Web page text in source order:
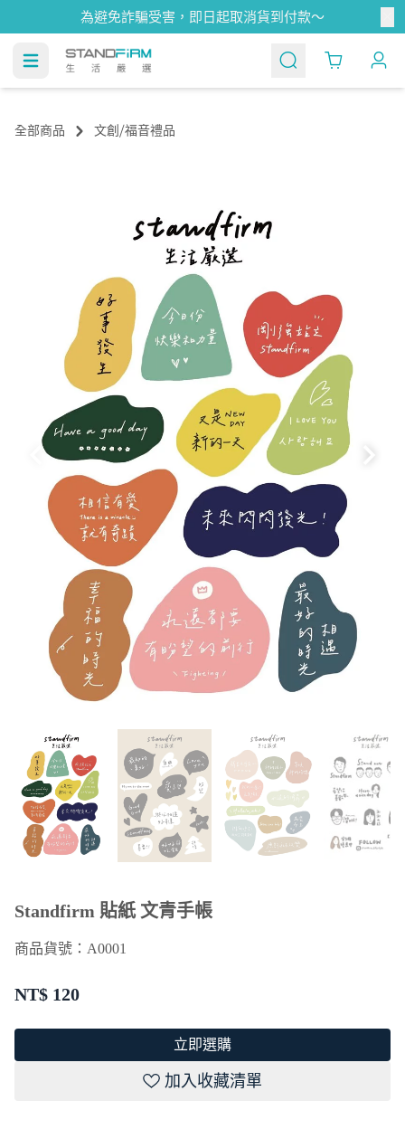
為避免詐騙受害，即日起取消貨到付款～
Cart
全部商品 文創⧸福音禮品
Standfirm 貼紙 文青手帳
商品貨號： A0001
NT$ 120
立即選購
加入收藏清單